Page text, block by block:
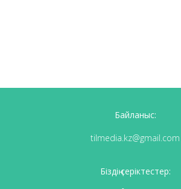
Байланыс:
tilmedia.kz@gmail.com
Біздің серіктестер: